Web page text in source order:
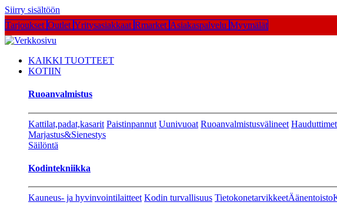
Siirry sisältöön
Tarjoukset Outlet Yritysasiakkaat Rmarket Asiakaspalvelu Myymälät
KAIKKI TUOTTEET
KOTIIN
Ruoanvalmistus
Kattilat,padat,kasarit Paistinpannut Uunivuoat Ruoanvalmistusvälineet
Marjastus&Sienestys
Säilöntä
Kodintekniikka
Kauneus- ja hyvinvointilaitteet Kodin turvallisuus TietokonetarvikkeetÄänentoisto